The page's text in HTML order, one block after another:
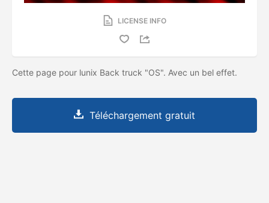
LICENSE INFO
Cette page pour lunix Back truck "OS". Avec un bel effet.
Téléchargement gratuit